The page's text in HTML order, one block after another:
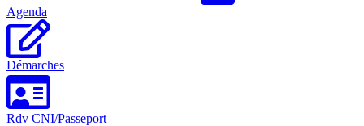
Agenda
Démarches
Rdv CNI/Passeport